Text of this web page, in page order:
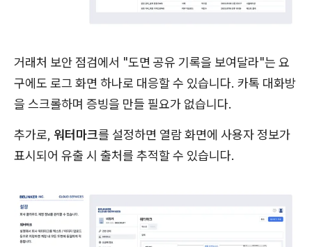
거래처 보안 점검에서 "도면 공유 기록을 보여달라"는 요
구에도 로그 화면 하나로 대응할 수 있습니다. 카톡 대화방
을 스크롤하며 증빙을 만들 필요가 없습니다.
추가로, 워터마크를 설정하면 열람 화면에 사용자 정보가
표시되어 유출 시 출처를 추적할 수 있습니다.